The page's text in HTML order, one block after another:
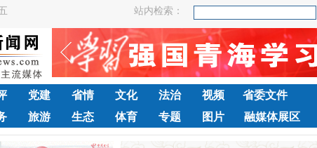
站内检索：
党建 省情 文化 法治 视频
省委文件
旅游 生态 体育 专题 图片 融媒体展区